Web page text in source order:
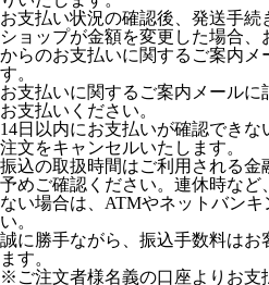
お支払い状況の確認後、発送手続
ショップが金額を変更した場合
からのお支払いに関するご案内メ
す。
お支払いに関するご案内メールに
お支払いください。
14日以内にお支払いが確認でき
注文をキャンセルいたします。
振込の取扱時間はご利用される
予めご確認ください。連休時など
ない場合は、ATMやネットバン
い。
誠に勝手ながら、振込手数料はお
ます。
※ご注文者様名義の口座よりお支